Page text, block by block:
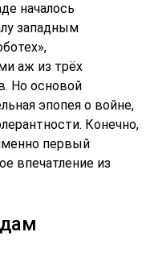
началось
западным
аж из трёх
Но основой
эпопея о войне,
Конечно,
первый
впечатление из